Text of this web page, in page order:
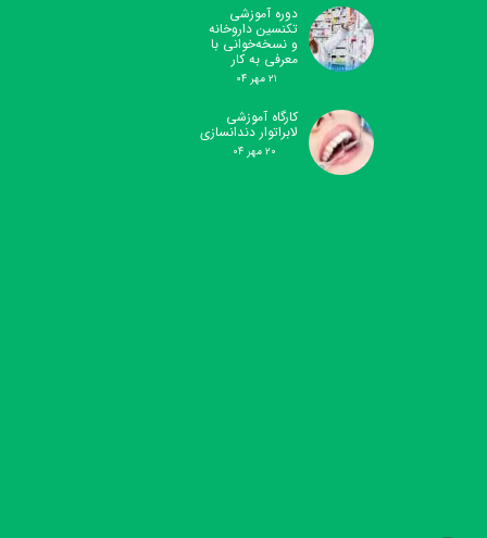
دوره آموزشی
تکنسین داروخانه
و نسخه‌خوانی با
معرفی به کار
۲۱ مهر ۰۴
کارگاه آموزشی
لابراتوار دندانسازی
۲۰ مهر ۰۴